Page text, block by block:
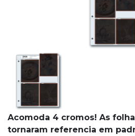
Acomoda 4 cromos! As
tornaram referencia em